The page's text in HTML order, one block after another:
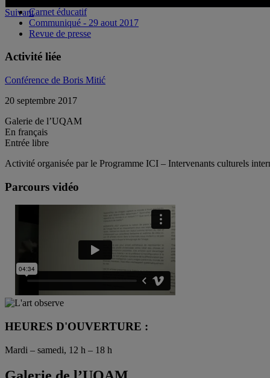
SuivantCarnet éducatif
Communiqué - 29 aout 2017
Revue de presse
Activité liée
Conférence de Boris Mitić
20 septembre 2017
Galerie de l’UQAM
En français
Entrée libre
Activité organisée par le Programme ICI – Intervenants culturels
Parcours vidéo
HEURES D'OUVERTURE :
Mardi – samedi, 12 h – 18 h